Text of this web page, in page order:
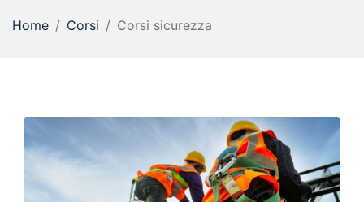
Home Corsi Corsi sicurezza